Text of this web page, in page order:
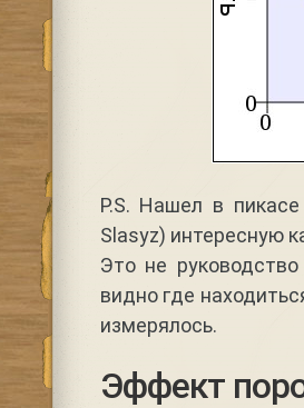
P.S. Нашел в
Slasyz) интересную
Это не
видно где
измерялось.
Эффект